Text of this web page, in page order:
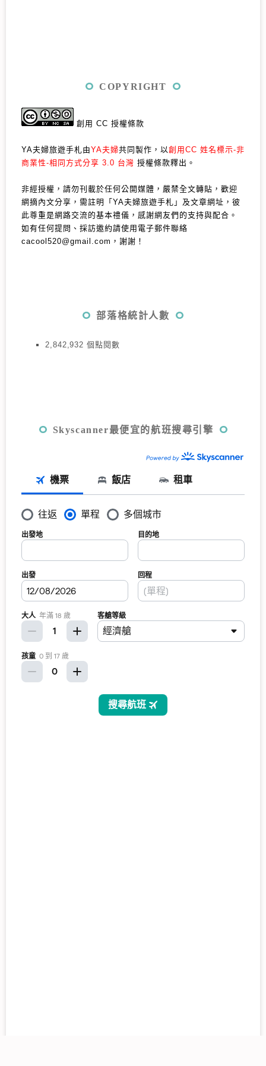
COPYRIGHT
創用 CC 授權條款
YA夫婦旅遊手札由YA夫婦共同製作，以 創用CC 姓名標示-非
商業性-相同方式分享 3.0 台灣 授權條款釋出。
非經授權，請勿刊載於任何公開媒體，嚴禁全文轉貼，歡迎
網摘內文分享，需註明「YA夫婦旅遊手札」及文章網址，彼
此尊重是網路交流的基本禮儀，感謝網友們的支持與配合。
如有任何提問、採訪邀約請使用電子郵件聯絡
cacool520@gmail.com，謝謝！
部落格統計人數
2,842,932 個點閱數
Skyscanner最便宜的航班搜尋引擎